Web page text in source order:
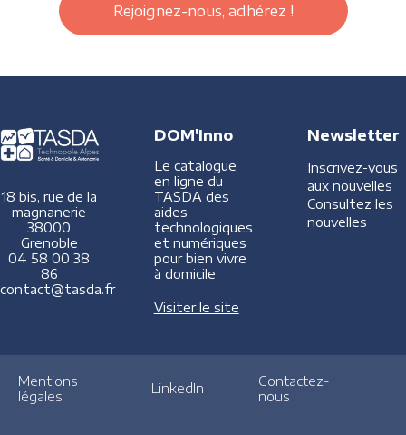
Rejoignez-nous, adhérez !
18 bis, rue de la
magnanerie
38000
Grenoble
04 58 00 38
86
contact@tasda.fr
DOM'Inno
Le catalogue
en ligne du
TASDA des
aides
technologiques
et numériques
pour bien vivre
à domicile
Visiter le site
Newsletter
Inscrivez-vous
aux nouvelles
Consultez les
nouvelles
Mentions
légales
LinkedIn
Contactez-
nous